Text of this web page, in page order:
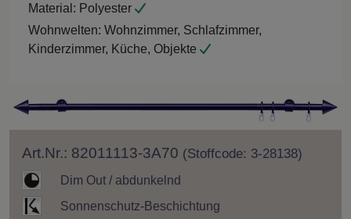
Material: Polyester
Wohnwelten: Wohnzimmer, Schlafzimmer,
Kinderzimmer, Küche, Objekte
Art.Nr.: 82011113-3A70 (Stoffcode: 3-28138)
Dim Out / abdunkelnd
Sonnenschutz-Beschichtung